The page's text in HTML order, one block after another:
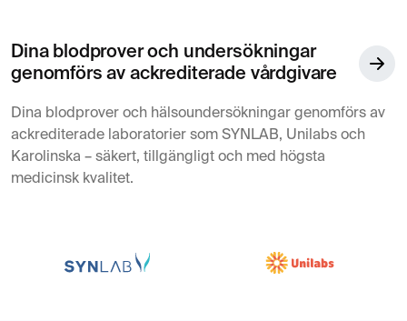
Dina blodprover och undersökningar
genomförs av ackrediterade vårdgivare
Dina blodprover och hälsoundersökningar genomförs av
ackrediterade laboratorier som SYNLAB, Unilabs och
Karolinska – säkert, tillgängligt och med högsta
medicinsk kvalitet.